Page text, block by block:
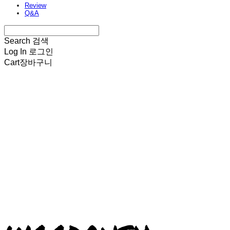
Review
Q&A
Search 검색
Log In 로그인
Cart장바구니